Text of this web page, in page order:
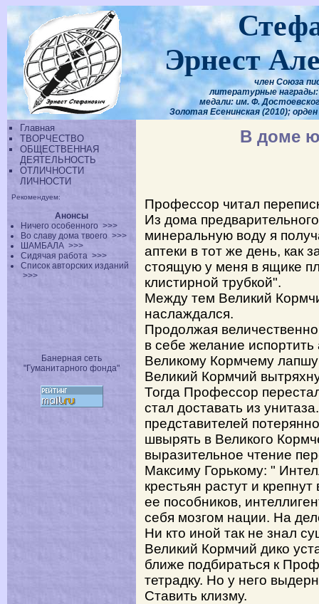
Эрнест
член Союза
литературные награды:
медали: им. Ф.
Золотая Есенинская (2010);
Главная
ТВОРЧЕСТВО
ОБЩЕСТВЕННАЯ
ДЕЯТЕЛЬНОСТЬ
ОТЛИЧНОСТИ
ЛИЧНОСТИ
Рекомендуем:
Анонсы
Ничего особенного >>>
Во славу дома твоего >>>
ШАМБАЛА >>>
Сидячая работа >>>
Список авторских изданий
>>>
Банерная сеть
"Гуманитарного фонда"
В доме
Профессор читал
Из дома
минеральную воду я
аптеки в тот же день, как
стоящую у меня в ящике
клистирной трубкой".
Между тем Великий
наслаждался.
Продолжая
в себе желание
Великому Кормчему
Великий Кормчий
Тогда Профессор
стал доставать из
представителей
швырять в Великого
выразительное чтение
Максиму Горькому: "
крестьян растут и
ее пособников,
себя мозгом нации. На
Ни кто иной так не знал
Великий Кормчий дико
ближе подбираться к
тетрадку. Но у него
Ставить клизму.